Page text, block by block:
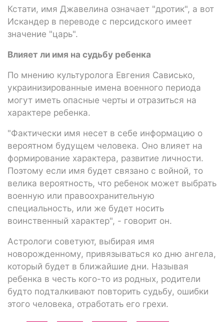
Кстати, имя Джавелина означает "дротик", а вот
Искандер в переводе с персидского имеет
значение "царь".
Влияет ли имя на судьбу ребенка
По мнению культуролога Евгения Сависько,
украинизированные имена военного периода
могут иметь опасные черты и отразиться на
характере ребенка.
"Фактически имя несет в себе информацию о
вероятном будущем человека. Оно влияет на
формирование характера, развитие личности.
Поэтому если имя будет связано с войной, то
велика вероятность, что ребенок может выбрать
военную или правоохранительную
специальность, или же будет носить
воинственный характер", - говорит он.
Астрологи советуют, выбирая имя
новорожденному, привязываться ко дню ангела,
который будет в ближайшие дни. Называя
ребенка в честь кого-то из родных, родители
будто подталкивают повторить судьбу, ошибки
этого человека, отработать его грехи.